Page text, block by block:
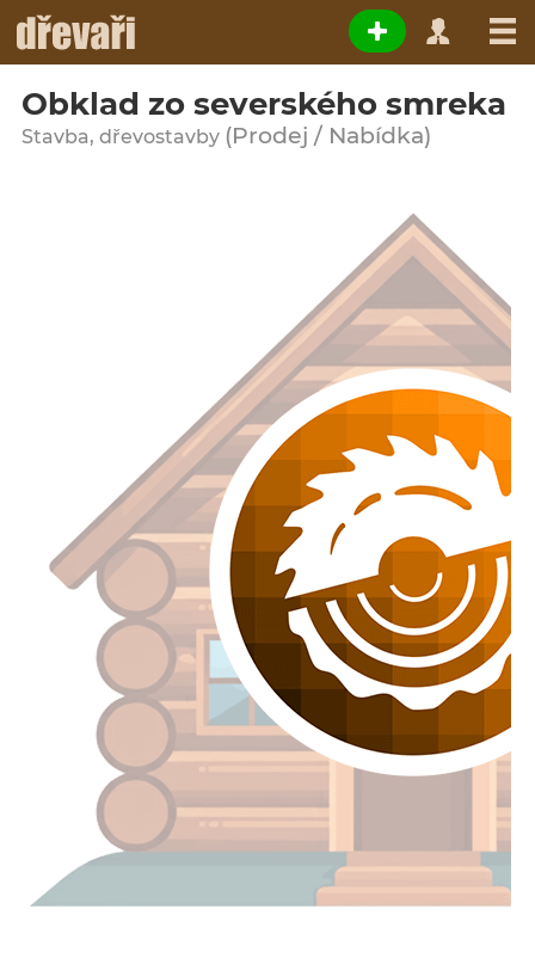
Obklad zo severského smreka
Stavba, dřevostavby (Prodej / Nabídka)